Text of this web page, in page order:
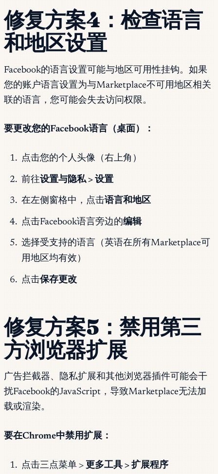
修复方案4：检查语言
和地区设置
Facebook的语言设置可能与地区可用性挂钩。如果
您的账户语言设置为与Marketplace不可用地区相关
联的语言，您可能会失去访问权限。
要更改您的Facebook语言（桌面）：
点击您的个人头像（右上角）
前往设置与隐私 > 设置
在左侧窗格中，点击语言和地区
点击Facebook语言旁边的编辑
选择受支持的语言（英语在所有Marketplace可
用地区均有效）
点击保存更改
修复方案5：禁用第三
方浏览器扩展
广告拦截器、隐私扩展和其他浏览器插件可能会干
扰Facebook的JavaScript，导致Marketplace无法加
载或渲染。
要在Chrome中禁用扩展：
点击三点菜单 > 更多工具 > 扩展程序